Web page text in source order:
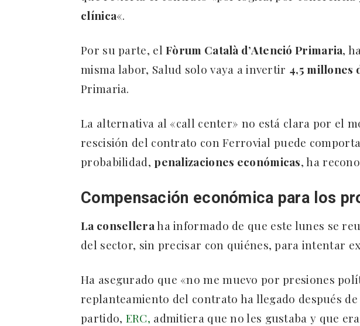
clínica«.
Por su parte, elFòrum Català d’Atenció Primaria,
misma labor, Salud solo vaya a invertir 4,5 millones
Primaria.
La alternativa al «call center» no está clara por el
rescisión del contrato con Ferrovial puede
probabilidad, penalizaciones económicas, ha
Compensación económica para los
La conselleraha informado de que este lunes se
del sector, sin precisar con quiénes, para intentar
Ha asegurado que «no me muevo por presiones
replanteamiento del contrato ha llegado después
partido, ERC, admitiera que no les gustaba y que